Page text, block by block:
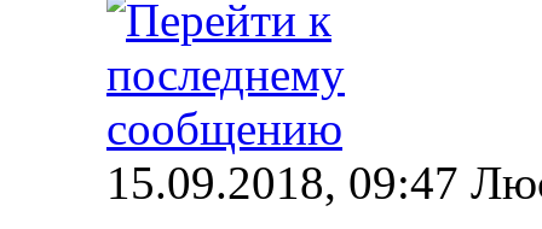
15.09.2018, 09:47